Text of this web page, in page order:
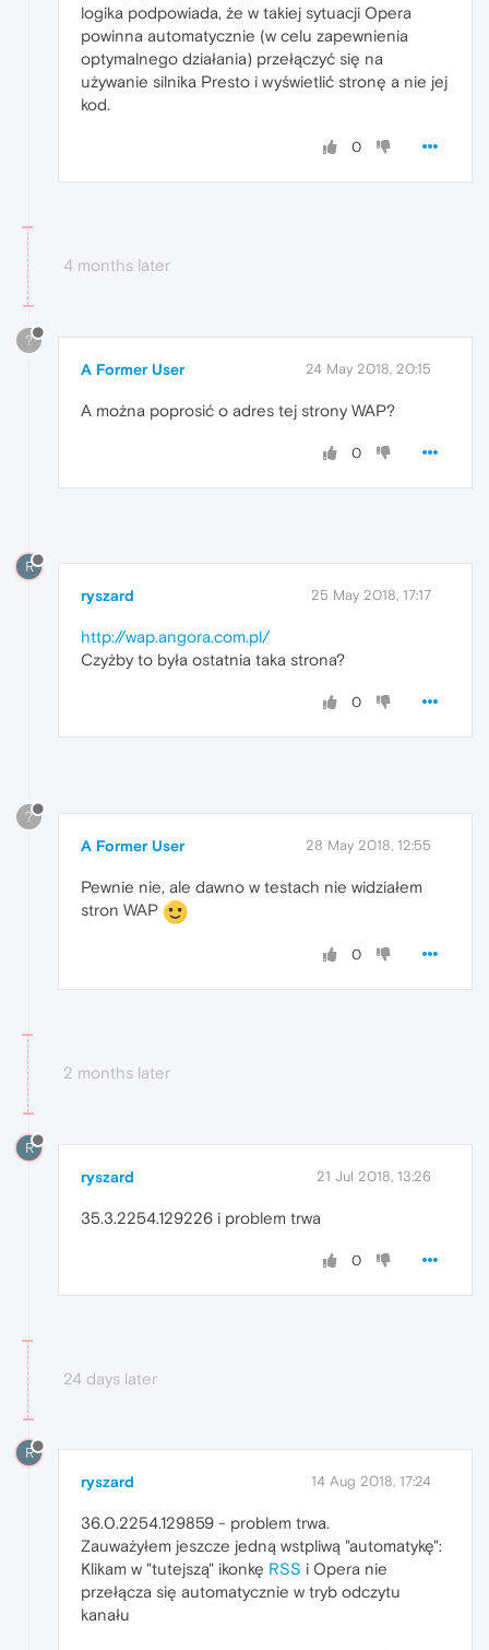
logika podpowiada, że w takiej sytuacji Opera
powinna automatycznie (w celu zapewnienia
optymalnego działania) przełączyć się na
używanie silnika Presto i wyświetlić stronę a nie jej
kod.
0
4 months later
?
A Former User 24 May 2018, 20:15
A można poprosić o adres tej strony WAP?
0
R
ryszard 25 May 2018, 17:17
http://wap.angora.com.pl/
Czyżby to była ostatnia taka strona?
0
?
A Former User 28 May 2018, 12:55
Pewnie nie, ale dawno w testach nie widziałem
stron WAP
0
2 months later
R
ryszard 21 Jul 2018, 13:26
35.3.2254.129226 i problem trwa
0
24 days later
R
ryszard 14 Aug 2018, 17:24
36.0.2254.129859 - problem trwa.
Zauważyłem jeszcze jedną wstpliwą "automatykę":
Klikam w "tutejszą" ikonkę RSS i Opera nie
przełącza się automatycznie w tryb odczytu
kanału